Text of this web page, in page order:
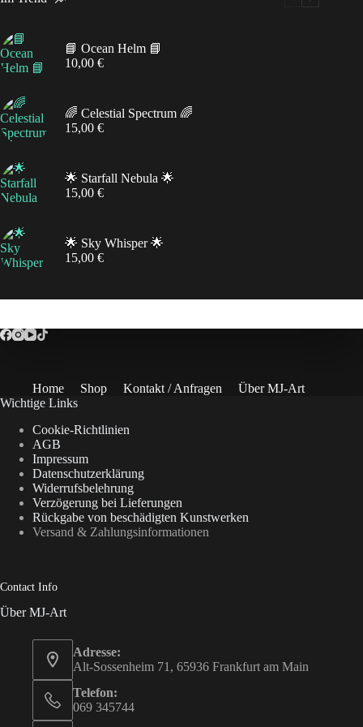
📘 Ocean Helm 📘
10,00 €
🌈 Celestial Spectrum 🌈
15,00 €
🌟 Starfall Nebula 🌟
15,00 €
🌟 Sky Whisper 🌟
15,00 €
Home Shop Kontakt / Anfragen
Über MJ-Art
Wichtige Links
Cookie-Richtlinien
AGB
Impressum
Datenschutzerklärung
Widerrufsbelehrung
Verzögerung bei Lieferungen
Rückgabe von beschädigten Kunstwerken
Versand & Zahlungsinformationen
Contact Info
Über MJ-Art
Adresse:
Alt-Sossenheim 71, 65936 Frankfurt am Main
Telefon:
069 345744